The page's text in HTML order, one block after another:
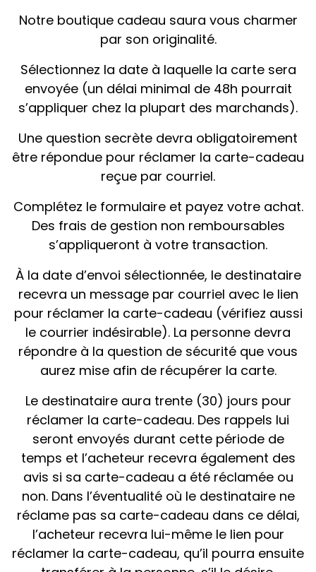
Notre boutique cadeau saura vous charmer
par son originalité.
Sélectionnez la date à laquelle la carte sera
envoyée (un délai minimal de 48h pourrait
s’appliquer chez la plupart des marchands).
Une question secrète devra obligatoirement
être répondue pour réclamer la carte-cadeau
reçue par courriel.
Complétez le formulaire et payez votre achat.
Des frais de gestion non remboursables
s’appliqueront à votre transaction.
À la date d’envoi sélectionnée, le destinataire
recevra un message par courriel avec le lien
pour réclamer la carte-cadeau (vérifiez aussi
le courrier indésirable). La personne devra
répondre à la question de sécurité que vous
aurez mise afin de récupérer la carte.
Le destinataire aura trente (30) jours pour
réclamer la carte-cadeau. Des rappels lui
seront envoyés durant cette période de
temps et l’acheteur recevra également des
avis si sa carte-cadeau a été réclamée ou
non. Dans l’éventualité où le destinataire ne
réclame pas sa carte-cadeau dans ce délai,
l’acheteur recevra lui-même le lien pour
réclamer la carte-cadeau, qu’il pourra ensuite